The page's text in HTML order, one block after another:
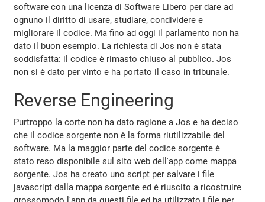
software con una licenza di Software Libero per dare ad
ognuno il diritto di usare, studiare, condividere e
migliorare il codice. Ma fino ad oggi il parlamento non ha
dato il buon esempio. La richiesta di Jos non è stata
soddisfatta: il codice è rimasto chiuso al pubblico. Jos
non si è dato per vinto e ha portato il caso in tribunale.
Reverse Engineering
Purtroppo la corte non ha dato ragione a Jos e ha deciso
che il codice sorgente non è la forma riutilizzabile del
software. Ma la maggior parte del codice sorgente è
stato reso disponibile sul sito web dell'app come mappa
sorgente. Jos ha creato uno script per salvare i file
javascript dalla mappa sorgente ed è riuscito a ricostruire